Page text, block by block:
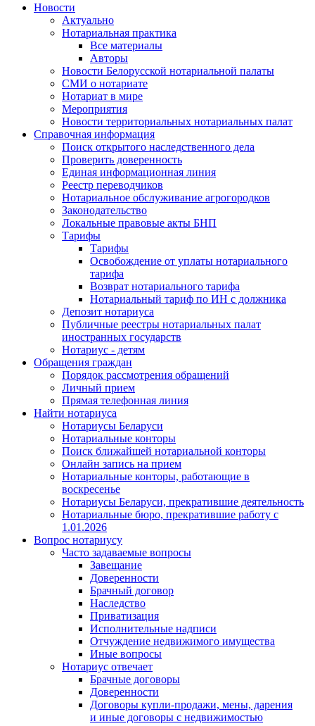
Новости
Актуально
Нотариальная практика
Все материалы
Авторы
Новости Белорусской нотариальной палаты
СМИ о нотариате
Нотариат в мире
Мероприятия
Новости территориальных нотариальных палат
Справочная информация
Поиск открытого наследственного дела
Проверить доверенность
Единая информационная линия
Реестр переводчиков
Нотариальное обслуживание агрогородков
Законодательство
Локальные правовые акты БНП
Тарифы
Тарифы
Освобождение от уплаты нотариального
тарифа
Возврат нотариального тарифа
Нотариальный тариф по ИН с должника
Депозит нотариуса
Публичные реестры нотариальных палат
иностранных государств
Нотариус - детям
Обращения граждан
Порядок рассмотрения обращений
Личный прием
Прямая телефонная линия
Найти нотариуса
Нотариусы Беларуси
Нотариальные конторы
Поиск ближайшей нотариальной конторы
Онлайн запись на прием
Нотариальные конторы, работающие в
воскресенье
Нотариусы Беларуси, прекратившие деятельность
Нотариальные бюро, прекратившие работу с
1.01.2026
Вопрос нотариусу
Часто задаваемые вопросы
Завещание
Доверенности
Брачный договор
Наследство
Приватизация
Исполнительные надписи
Отчуждение недвижимого имущества
Иные вопросы
Нотариус отвечает
Брачные договоры
Доверенности
Договоры купли-продажи, мены, дарения
и иные договоры с недвижимостью